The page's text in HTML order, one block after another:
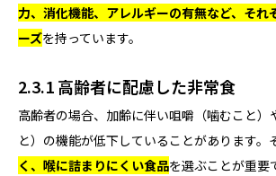
力、消化機能、アレルギーの有無など、それ
ーズを持っています。
2.3.1 高齢者に配慮した非常食
高齢者の場合、加齢に伴い咀嚼（噛むこと）
と）の機能が低下していることがあります。
く、喉に詰まりにくい食品を選ぶことが重要